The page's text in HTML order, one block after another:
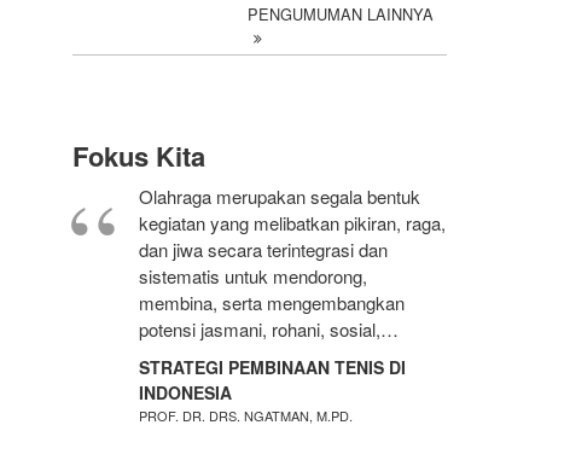
PENGUMUMAN LAINNYA
Fokus Kita
Olahraga merupakan segala bentuk
kegiatan yang melibatkan pikiran, raga,
dan jiwa secara terintegrasi dan
sistematis untuk mendorong,
membina, serta mengembangkan
potensi jasmani, rohani, sosial,…
STRATEGI PEMBINAAN TENIS DI
INDONESIA
PROF. DR. DRS. NGATMAN, M.PD.